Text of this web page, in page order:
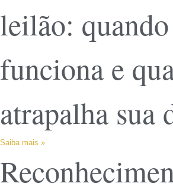
leilão: quando
funciona e
atrapalha sua
Saiba mais »